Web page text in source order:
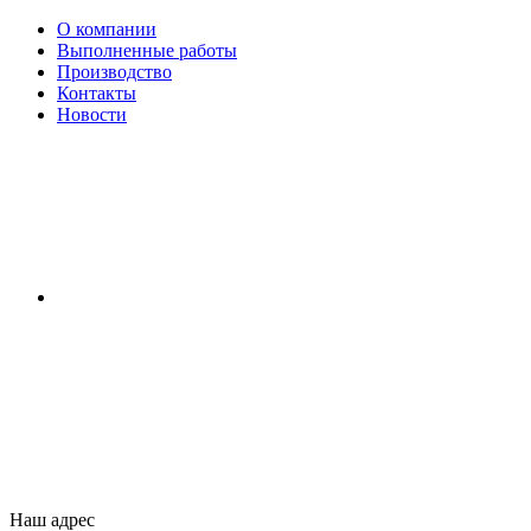
О компании
Выполненные работы
Производство
Контакты
Новости
Наш адрес